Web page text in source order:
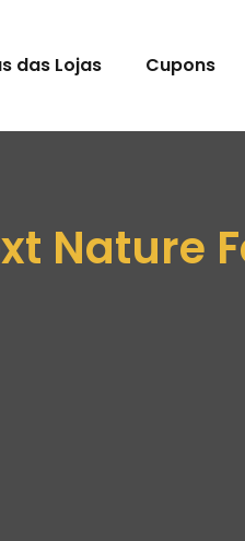
das Lojas Cupons
Nature